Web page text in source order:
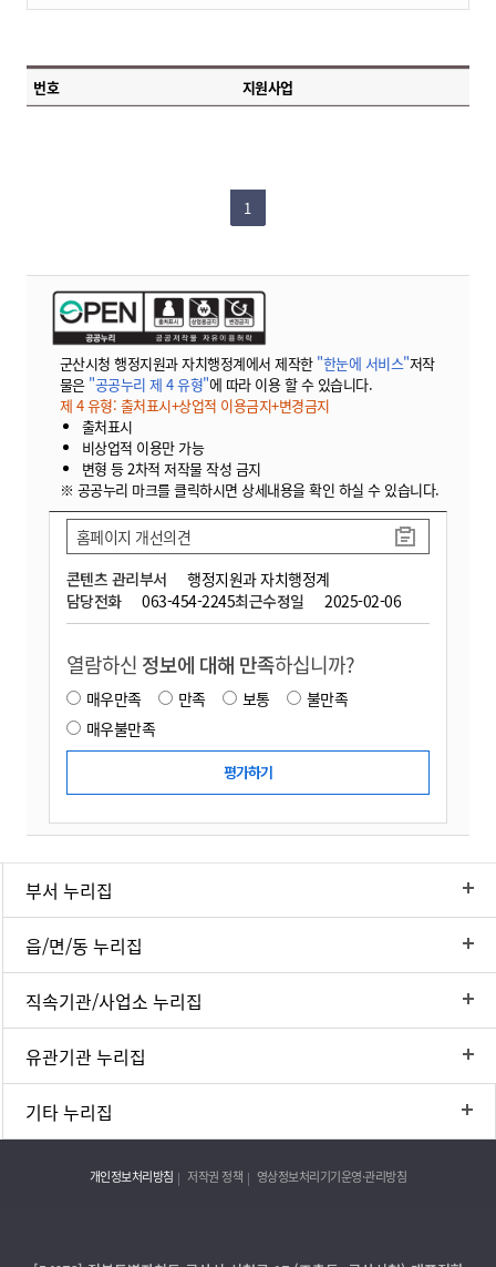
번호 지원사업
1
군산시청 행정지원과 자치행정계에서 제작한 "한눈에 서비스"저작
물은 "공공누리 제 4 유형"에 따라 이용 할 수 있습니다.
제 4 유형: 출처표시+상업적 이용금지+변경금지
출처표시
비상업적 이용만 가능
변형 등 2차적 저작물 작성 금지
※ 공공누리 마크를 클릭하시면 상세내용을 확인 하실 수 있습니다.
콘텐츠 관리부서
행정지원과 자치행정계
담당전화
063-454-2245최근수정일 2025-02-06
홈페이지 개선의견
열람하신 정보에 대해 만족하십니까?
매우만족 만족 보통
불만족
매우불만족
부서 누리집
읍/면/동 누리집
직속기관/사업소 누리집
유관기관 누리집
기타 누리집
개인정보처리방침 저작권 정책 영상정보처리기기운영·관리방침